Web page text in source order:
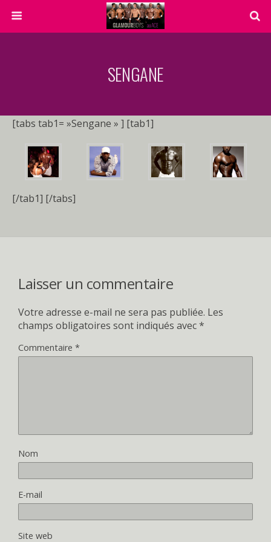
SENGANE
[tabs tab1= »Sengane » ] [tab1]
[/tab1] [/tabs]
Laisser un commentaire
Votre adresse e-mail ne sera pas publiée. Les
champs obligatoires sont indiqués avec*
Commentaire *
Nom
E-mail
Site web